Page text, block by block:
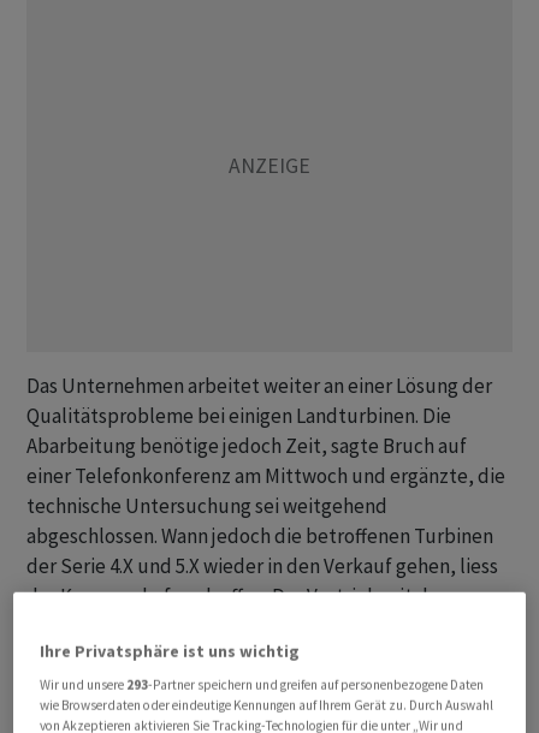
Das Unternehmen arbeitet weiter an einer Lösung der
Qualitätsprobleme bei einigen Landturbinen. Die
Abarbeitung benötige jedoch Zeit, sagte Bruch auf
einer Telefonkonferenz am Mittwoch und ergänzte, die
technische Untersuchung sei weitgehend
abgeschlossen. Wann jedoch die betroffenen Turbinen
der Serie 4.X und 5.X wieder in den Verkauf gehen, liess
der Konzernchef noch offen. Der Vertrieb mit den
beim Hochlauf der Kapazitäten im Geschäft mit
Meeresturbinen voran. Die geplanten Erweiterungen
seien nahezu abgeschlossen, sagte Bruch.
Ihre Privatsphäre ist uns wichtig
Wir und unsere 293-Partner speichern und greifen auf personenbezogene Daten
wie Browserdaten oder eindeutige Kennungen auf Ihrem Gerät zu. Durch Auswahl
von Akzeptieren aktivieren Sie Tracking-Technologien für die unter „Wir und